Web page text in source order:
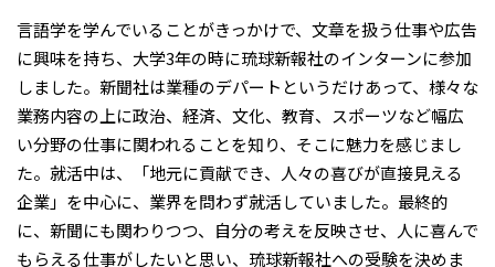
言語学を学んでいることがきっかけで、文章を扱う仕事や広告
に興味を持ち、大学3年の時に琉球新報社のインターンに参加
しました。新聞社は業種のデパートというだけあって、様々な
業務内容の上に政治、経済、文化、教育、スポーツなど幅広
い分野の仕事に関われることを知り、そこに魅力を感じまし
た。就活中は、「地元に貢献でき、人々の喜びが直接見える
企業」を中心に、業界を問わず就活していました。最終的
に、新聞にも関わりつつ、自分の考えを反映させ、人に喜んで
もらえる仕事がしたいと思い、琉球新報社への受験を決めま